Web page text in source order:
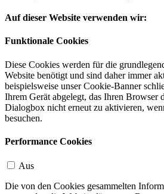
Auf dieser Website verwenden wir:
Funktionale Cookies
Diese Cookies werden für die
Website benötigt und sind daher immer
beispielsweise unser Cookie-Banner
Ihrem Gerät abgelegt, das Ihren Browser
Dialogbox nicht erneut zu aktivieren,
besuchen.
Performance Cookies
Aus
Die von den Cookies gesammelten